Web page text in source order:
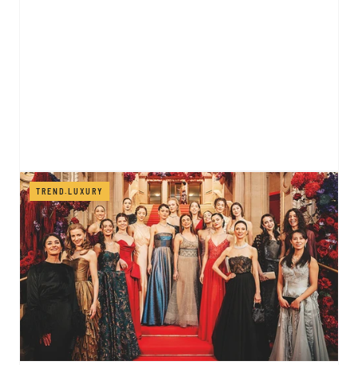
TREND.LUXURY